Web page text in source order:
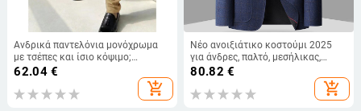
Ανδρικά παντελόνια μονόχρωμα
με τσέπες και ίσιο κόψιμο;
κλείσιμο με τρεις σειρές
κουμπιών; ύφασμα από μίγμα
χημικών ινών με ακεταϊκές ίνες;
62.04€
add_shopping_cart
Νέο ανοιξιάτικο κοστούμι 2025
για άνδρες, παλτό, μεσήλικας,
επαγγελματικό, casual, ταιριαστό
80.82 €
add_shopping_cart